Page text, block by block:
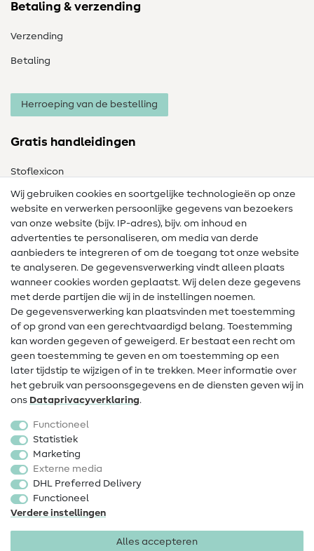
Betaling & verzending
Verzending
Betaling
Herroeping van de bestelling
Gratis handleidingen
Stoflexicon
Naailexicon
Gratis Naaipatronen
Hulp & contact
Contact
Wijziging van eigenaar
FAQ
Herroepingsrecht
Populair
Fournituren
Sale
Wij gebruiken cookies en soortgelijke technologieën op onze
website en verwerken persoonlijke gegevens van bezoekers
van onze website (bijv. IP-adres), bijv. om inhoud en
advertenties te personaliseren, om media van derde
aanbieders te integreren of om de toegang tot onze website
te analyseren. De gegevensverwerking vindt alleen plaats
wanneer cookies worden geplaatst. Wij delen deze gegevens
met derde partijen die wij in de instellingen noemen.
De gegevensverwerking kan plaatsvinden met toestemming
of op grond van een gerechtvaardigd belang. Toestemming
kan worden gegeven of geweigerd. Er bestaat een recht om
geen toestemming te geven en om toestemming op een
later tijdstip te wijzigen of in te trekken. Meer informatie over
het gebruik van persoonsgegevens en de diensten geven wij in
ons Data­privacy­verklaring.
Functioneel
Statistiek
Marketing
Externe media
DHL Preferred Delivery
Functioneel
Verdere instellingen
Alles accepteren